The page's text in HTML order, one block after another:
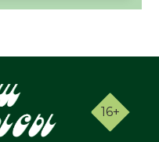
16+